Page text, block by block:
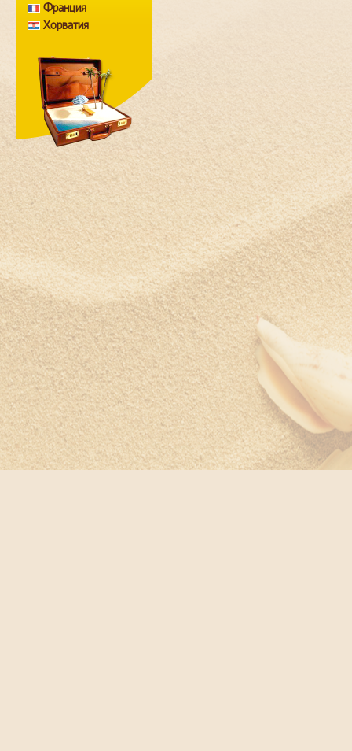
Франция
Хорватия
Швейцария
Швеция
Шри-Ланка
Южная Корея
ЮАР
Ямайка
Япония